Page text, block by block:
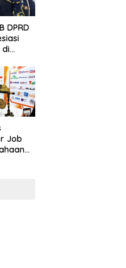
DPRD
di
Job